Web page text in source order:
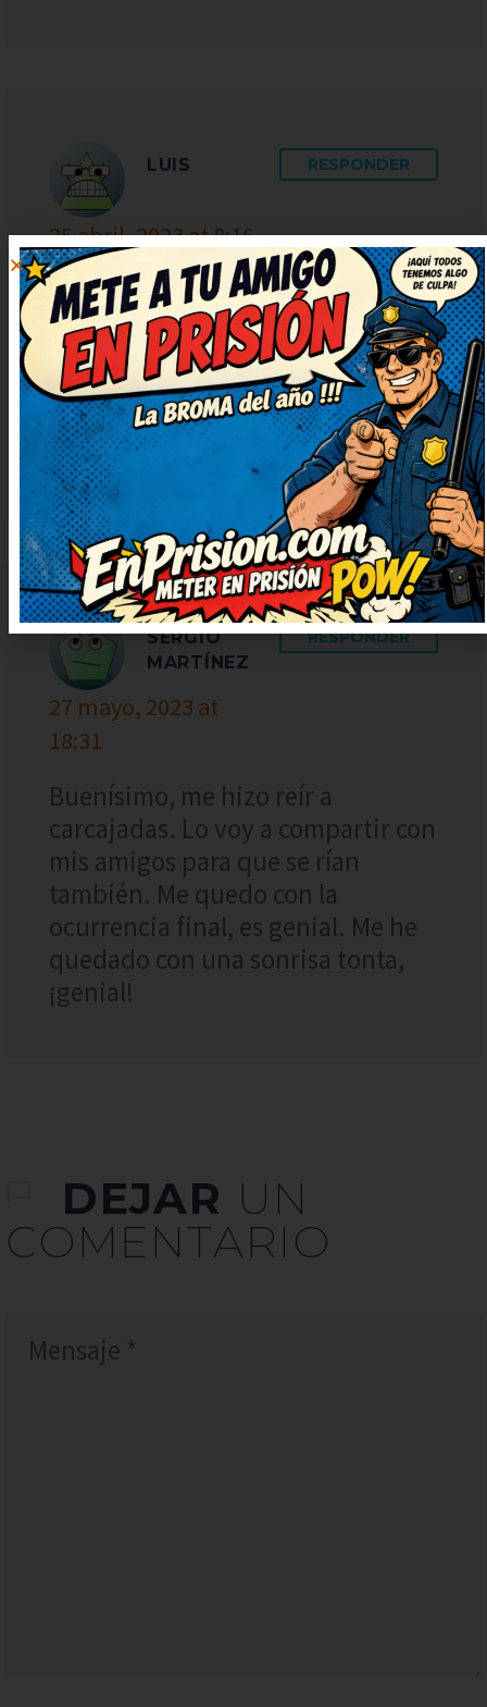
LUIS
25 abril, 2023 at 8:16
RESPONDER
Buenísimo, me hizo reír a
carcajadas. Seguid publicando
más, que alegran un montón. Muy
ingenioso y bien escrito,
¡enhorabuena! Prometo contarlo
en casa, nos encanta reír juntos.
SERGIO
MARTÍNEZ
27 mayo, 2023 at
18:31
RESPONDER
Buenísimo, me hizo reír a
carcajadas. Lo voy a compartir con
mis amigos para que se rían
también. Me quedo con la
ocurrencia final, es genial. Me he
quedado con una sonrisa tonta,
¡genial!
DEJAR UN
COMENTARIO